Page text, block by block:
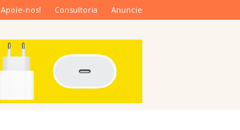
Apoie-nos! Consultoria Anuncie